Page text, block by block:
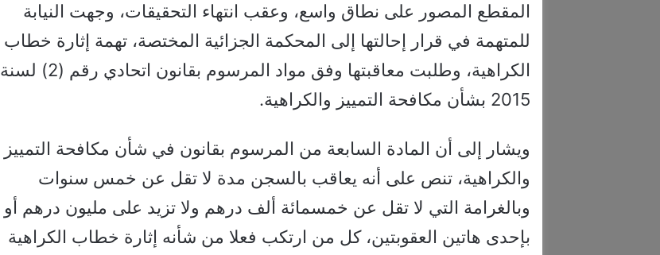
المقطع المصور على نطاق واسع، وعقب انتهاء التحقيقات، وجهت النيابة
للمتهمة في قرار إحالتها إلى المحكمة الجزائية المختصة، تهمة إثارة خطاب
الكراهية، وطلبت معاقبتها وفق مواد المرسوم بقانون اتحادي رقم (2) لسنة
2015 بشأن مكافحة التمييز والكراهية.
ويشار إلى أن المادة السابعة من المرسوم بقانون في شأن مكافحة التمييز
والكراهية، تنص على أنه يعاقب بالسجن مدة لا تقل عن خمس سنوات
وبالغرامة التي لا تقل عن خمسمائة ألف درهم ولا تزيد على مليون درهم أو
بإحدى هاتين العقوبتين، كل من ارتكب فعلا من شأنه إثارة خطاب الكراهية